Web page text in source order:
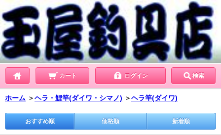
カート ログイン 検索
ホーム ＞ヘラ・鯉竿(ダイワ・シマノ) ＞ヘラ竿(ダイワ)
おすすめ順 価格順 新着順